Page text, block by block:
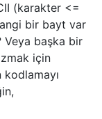
(karakter <=
bir bayt var
Veya başka bir
için
kodlamayı